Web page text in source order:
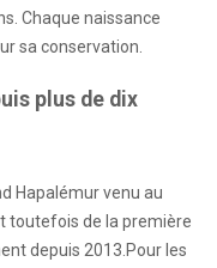
Chaque naissance
sa conservation.
plus de dix
Hapalémur venu au
toutefois de la première
depuis 2013.Pour les